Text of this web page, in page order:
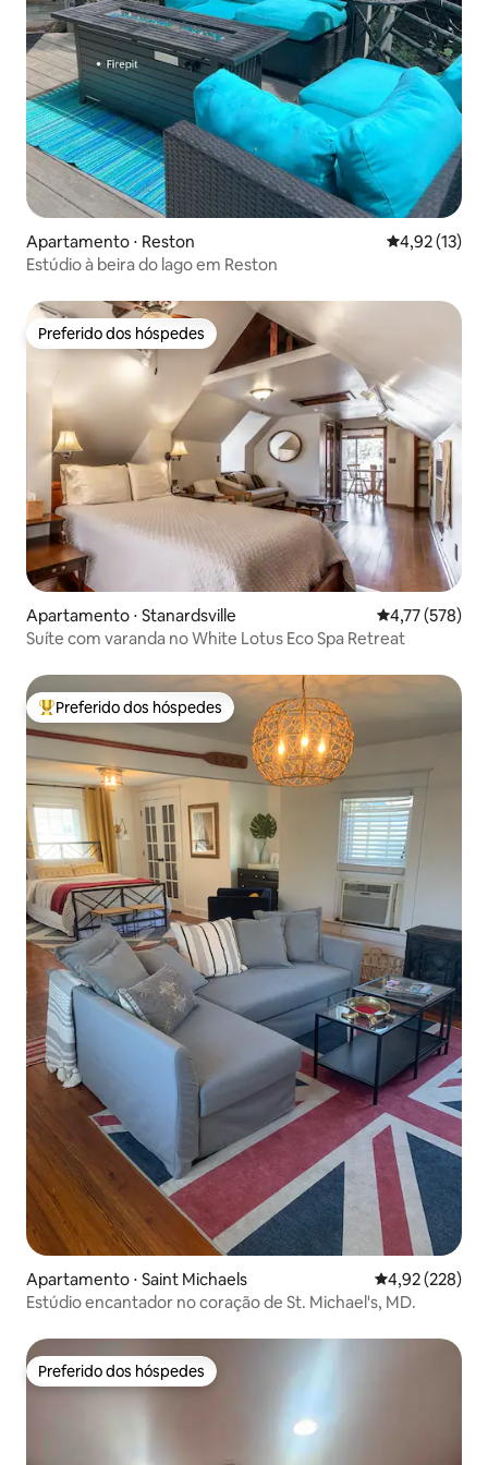
Apartamento ⋅ Reston 4,92 de uma
4,92 (13)
Estúdio à beira do lago em Reston
Preferido dos hóspedes
Preferido dos hóspedes
Apartamento ⋅ Stanardsville 4,77 de uma
4,77 (578)
Suíte com varanda no White Lotus Eco Spa Retreat
Entre os melhores preferidos dos hóspedes
Preferido dos hóspedes
Apartamento ⋅ Saint Michaels 4,92 de uma
4,92 (228)
Estúdio encantador no coração de St. Michael's, MD.
Preferido dos hóspedes
Preferido dos hóspedes